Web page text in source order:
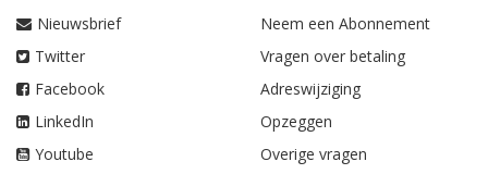
Nieuwsbrief
Twitter
Facebook
LinkedIn
Youtube
Neem een Abonnement
Vragen over betaling
Adreswijziging
Opzeggen
Overige vragen